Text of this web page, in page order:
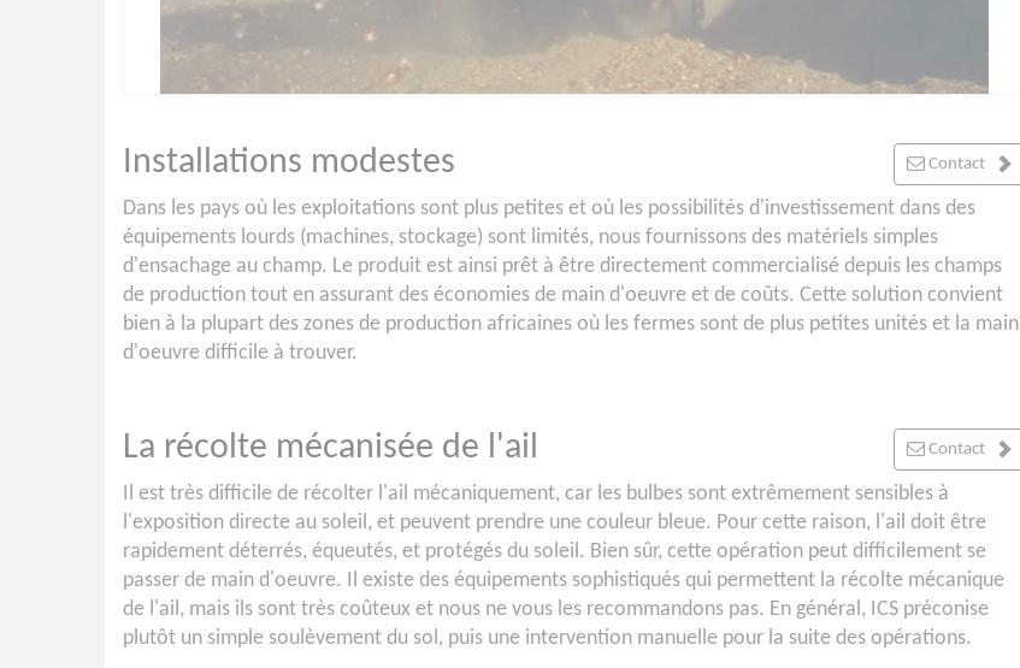
Contact
Installations modestes
Dans les pays où les exploitations sont plus petites et où les possibilités d'investissement dans des
équipements lourds (machines, stockage) sont limités, nous fournissons des matériels simples
d'ensachage au champ. Le produit est ainsi prêt à être directement commercialisé depuis les champs
de production tout en assurant des économies de main d'oeuvre et de coûts. Cette solution convient
bien à la plupart des zones de production africaines où les fermes sont de plus petites unités et la main
d'oeuvre difficile à trouver.
Contact
La récolte mécanisée de l'ail
Il est très difficile de récolter l'ail mécaniquement, car les bulbes sont extrêmement sensibles à
l'exposition directe au soleil, et peuvent prendre une couleur bleue. Pour cette raison, l'ail doit être
rapidement déterrés, équeutés, et protégés du soleil. Bien sûr, cette opération peut difficilement se
passer de main d'oeuvre. Il existe des équipements sophistiqués qui permettent la récolte mécanique
de l'ail, mais ils sont très coûteux et nous ne vous les recommandons pas. En général, ICS préconise
plutôt un simple soulèvement du sol, puis une intervention manuelle pour la suite des opérations.